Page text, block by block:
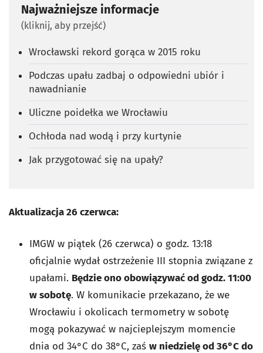
Najważniejsze informacje
(kliknij, aby przejść)
Wrocławski rekord gorąca w 2015 roku
Podczas upału zadbaj o odpowiedni ubiór i
nawadnianie
Uliczne poidełka we Wrocławiu
Ochłoda nad wodą i przy kurtynie
Jak przygotować się na upały?
Aktualizacja 26 czerwca:
IMGW w piątek (26 czerwca) o godz. 13:18
oficjalnie wydał ostrzeżenie III stopnia związane z
upałami. Będzie ono obowiązywać od godz. 11:00
w sobotę. W komunikacie przekazano, że we
Wrocławiu i okolicach termometry w sobotę
mogą pokazywać w najcieplejszym momencie
dnia od 34°C do 38°C, zaś w niedzielę od 36°C do